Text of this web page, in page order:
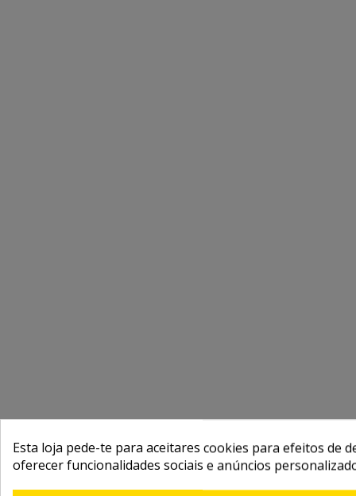
Esta loja pede-te para aceitares cookies para efeitos de
oferecer funcionalidades sociais e anúncios